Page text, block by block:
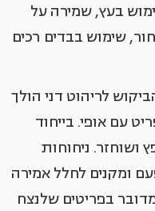
בעץ, שמירה על
שימוש בבדים רכים
לריהוט דני הולך
עם אופי. בייחוד
ושוחזר. ניחוחות
ומקנים לחלל אמירה
בפריטים שלנצח